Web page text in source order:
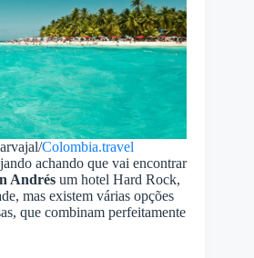
Colombia.travel
achando que vai encontrar
Andrés um hotel Hard Rock,
mas existem várias opções
que combinam perfeitamente